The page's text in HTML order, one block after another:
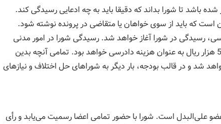
باشد تا شورا بداند که دقیقا باید به چه ادعایی رسیدگی کند.
که باید از سوی خواهان یا متقاضی در پرونده نوشته شود.
رسیدگی در شورا آغاز خواهد شد. رسیدگی شورا در امور مدنی
مستلزم پرداخت 30 هزار ریال و در امور کیفری 5 هزار ریال به عنوان هزینه دادرسی خواهد بود. تمامی آنچه بدین
شد و در قالب بودجه، بار دیگر به شوراهای حل اختلاف و نیازهای
شورای حل اختلاف دارای 3 عضو اصلی و 2 عضو علی‌البدل است. شورا با حضور تمامی اعضا رسمیت می‌یابد و رأی